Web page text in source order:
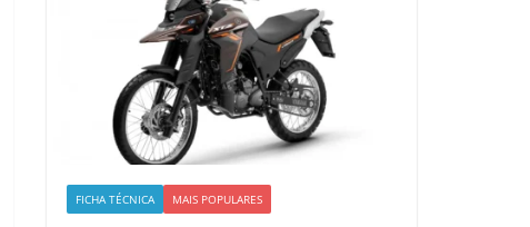
FICHA TÉCNICA MAIS POPULARES